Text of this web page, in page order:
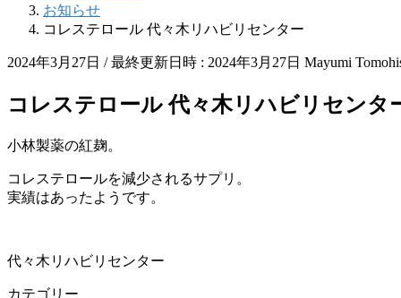
お知らせ
コレステロール 代々木リハビリセンター
2024年3月27日 / 最終更新日時 : 2024年3月27日 Mayumi
コレステロール 代々木リハビリセンタ
小林製薬の紅麹。
コレステロールを減少されるサプリ。
実績はあったようです。
代々木リハビリセンター
カテゴリー